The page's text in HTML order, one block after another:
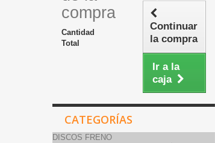
compra
Cantidad
Total
Continuar
la compra
Ir a la
caja
CATEGORÍAS
DISCOS FRENO